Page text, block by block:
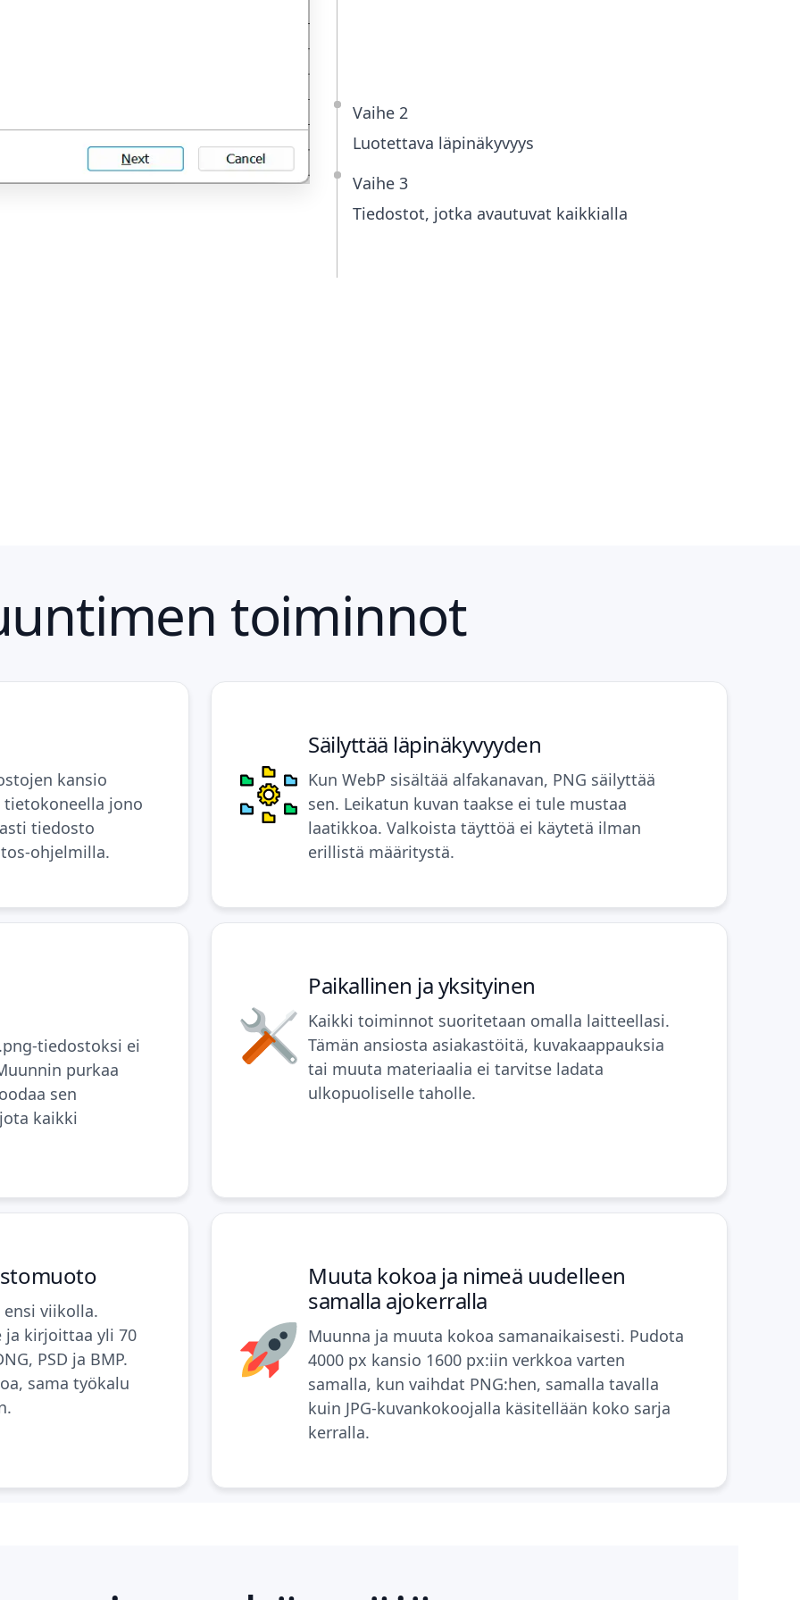
Vaihe 2
Luotettava läpinäkyvyys
Vaihe 3
Tiedostot, jotka avautuvat kaikkialla
toiminnot
kansio
tietokoneella jono
tiedosto
ohjelmilla.
Säilyttää läpinäkyvyyden
Kun WebP sisältää alfakanavan, PNG säilyttää
sen. Leikatun kuvan taakse ei tule mustaa
laatikkoa. Valkoista täyttöä ei käytetä ilman
erillistä määritystä.
tiedostoksi ei
purkaa
sen
kaikki
Paikallinen ja yksityinen
Kaikki toiminnot suoritetaan omalla laitteellasi.
Tämän ansiosta asiakastöitä, kuvakaappauksia
tai muuta materiaalia ei tarvitse ladata
ulkopuoliselle taholle.
ensi viikolla.
ja kirjoittaa yli 70
PSD ja BMP.
sama työkalu
.
Muuta kokoa ja nimeä uudelleen
samalla ajokerralla
Muunna ja muuta kokoa samanaikaisesti. Pudota
4000 px kansio 1600 px:iin verkkoa varten
samalla, kun vaihdat PNG:hen, samalla tavalla
kuin JPG-kuvankokoojalla käsitellään koko sarja
kerralla.